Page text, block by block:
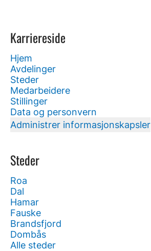
Karriereside
Hjem
Avdelinger
Steder
Medarbeidere
Stillinger
Data og personvern
Administrer informasjonskapsler
Steder
Roa
Dal
Hamar
Fauske
Brandsfjord
Dombås
Alle steder